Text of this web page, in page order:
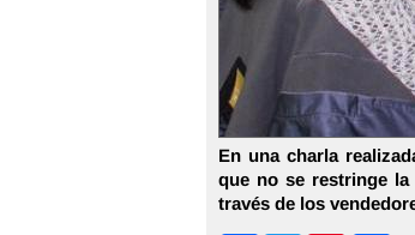
En una charla
que no se restringe
través de los